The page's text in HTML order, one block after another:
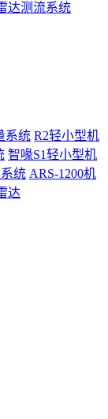
达测流系统
系统 R2轻小型机
智喙S1轻小型机
统 ARS-1200机
达